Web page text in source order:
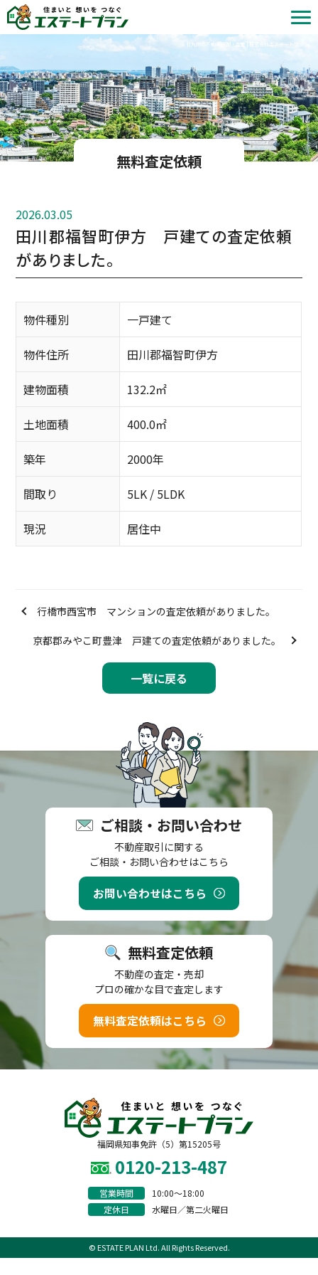
北九州の不動産売却・査定 | 株式会社エステートプラン
無料査定依頼
2026.03.05
田川郡福智町伊方 戸建ての査定依頼
がありました。
物件種別 一戸建て
物件住所 田川郡福智町伊方
建物面積 132.2㎡
土地面積 400.0㎡
築年 2000年
間取り 5LK / 5LDK
現況 居住中
行橋市西宮市 マンションの査定依頼がありました。
一覧に戻る
京都郡みやこ町豊津 戸建ての査定依頼がありました。
ご相談・お問い合わせ
不動産取引に関する
ご相談・お問い合わせはこちら
お問い合わせはこちら
無料査定依頼
不動産の査定・売却
プロの確かな目で査定します
無料査定依頼はこちら
福岡県知事免許（5）第15205号
0120-213-487
営業時間
10:00〜18:00
定休日
水曜日／第二火曜日
© ESTATE PLAN Ltd. All Rights Reserved.